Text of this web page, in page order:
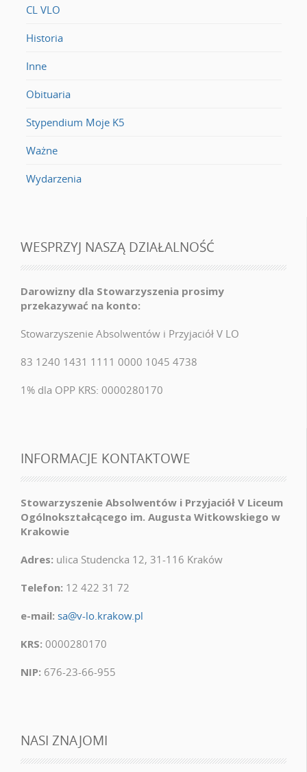
CL VLO
Historia
Inne
Obituaria
Stypendium Moje K5
Ważne
Wydarzenia
WESPRZYJ NASZĄ DZIAŁALNOŚĆ
Darowizny dla Stowarzyszenia prosimy
przekazywać na konto:
Stowarzyszenie Absolwentów i Przyjaciół V LO
83 1240 1431 1111 0000 1045 4738
1% dla OPP KRS: 0000280170
INFORMACJE KONTAKTOWE
Stowarzyszenie Absolwentów i Przyjaciół V Liceum
Ogólnokształcącego im. Augusta Witkowskiego w
Krakowie
Adres: ulica Studencka 12, 31-116 Kraków
Telefon: 12 422 31 72
e-mail: sa@v-lo.krakow.pl
KRS: 0000280170
NIP: 676-23-66-955
NASI ZNAJOMI